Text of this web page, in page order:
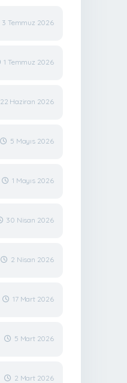
3 Temmuz 2026
1 Temmuz 2026
22 Haziran 2026
5 Mayıs 2026
1 Mayıs 2026
30 Nisan 2026
2 Nisan 2026
17 Mart 2026
5 Mart 2026
2 Mart 2026